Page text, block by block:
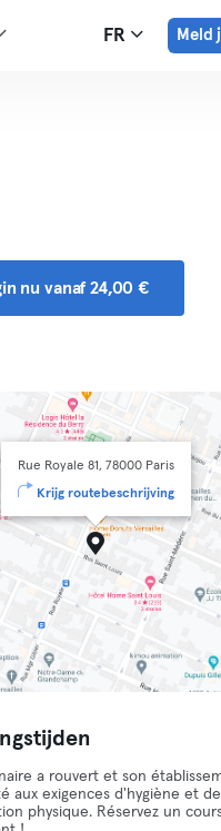
FR Meld
nu vanaf 24,00 €
Rue Royale 81, 78000 Paris
Krijg routebeschrijving
a rouvert et son
aux exigences d'hygiène et de
physique. Réservez un